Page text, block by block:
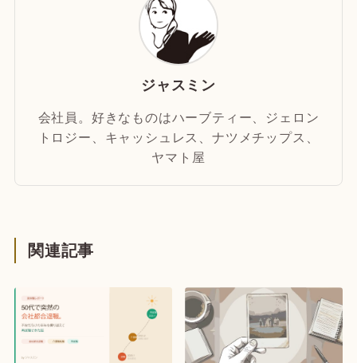
ジャスミン
会社員。好きなものはハーブティー、ジェロン
トロジー、キャッシュレス、ナツメチップス、
ヤマト屋
関連記事